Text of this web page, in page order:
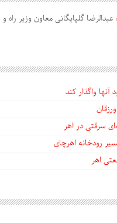
عبدالرضا گلپایگانی معاون وزیر راه و
واگذار کند
رودخانه اهرچای
اهر